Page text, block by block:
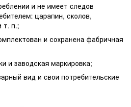
и не имеет следов
царапин, сколов,
т. п.;
и сохранена фабричная
и заводская маркировка;
вид и свои потребительские